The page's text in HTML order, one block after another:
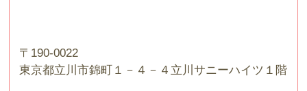
〒190-0022
東京都立川市錦町１－４－４立川サニーハイツ１階